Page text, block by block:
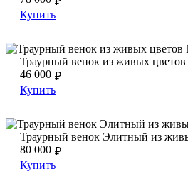
Купить
Траурный венок из живых цветов
Траурный венок из живых
Траурный венок из живых
₽
46 000
Купить
Траурный венок Элитный из живых
Траурный венок Элитный из
Траурный венок Элитный из
₽
80 000
Купить